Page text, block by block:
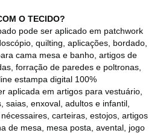
O TECIDO?
pode ser aplicado em patchwork
quilting, aplicações, bordado,
cama mesa e banho, artigos de
forração de paredes e poltronas,
estampa digital 100%
aplicada em artigos para vestuário,
saias, enxoval, adultos e infantil,
carteiras, estojos, artigos
de mesa, mesa posta, avental, jogo